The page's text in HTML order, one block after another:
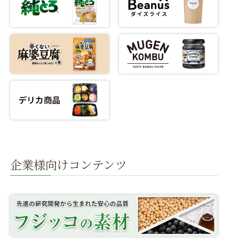
企業様向けコンテンツ